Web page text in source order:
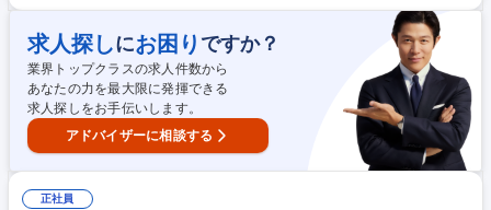
）への本部商談と店頭での販売促進を中心に担っていただきます。市場や
販売動向の調査 ・製品や売場レイアウトの提案、 その提案資料の作成
（ディスプレイや販促物の企画）等。 ■人の命や暮らしを守ることに直結
するやりがいのある営業です ■弊社は海外でも殺虫剤事業を展開しており
ます。将来的には海外営業としてのキャリア構築も可能です。 募集職種
【広島】提案営業★アルコール除菌、殺虫剤でお馴染みのフマキラー ◎W
EB面接可
求人探しにお困り ですか？
業界トップクラスの求人件数から
あなたの力を最大限に発揮できる
求人探しをお手伝いします。
アドバイザーに相談する
正社員